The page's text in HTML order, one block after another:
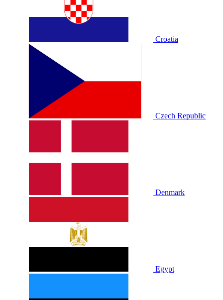
Croatia
Czech Republic
Denmark
Egypt